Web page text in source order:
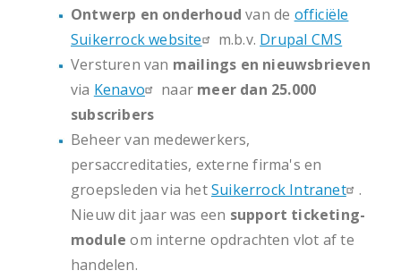
Ontwerp en onderhoud van de officiële
Suikerrock website
m.b.v. Drupal CMS
Versturen van mailings en nieuwsbrieven
via Kenavo naar meer dan 25.000
subscribers
Beheer van medewerkers,
persaccreditaties, externe firma's en
groepsleden via hetSuikerrock Intranet
.
Nieuw dit jaar was een support ticketing-
module om interne opdrachten vlot af te
handelen.